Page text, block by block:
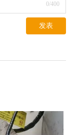
0/400
发表